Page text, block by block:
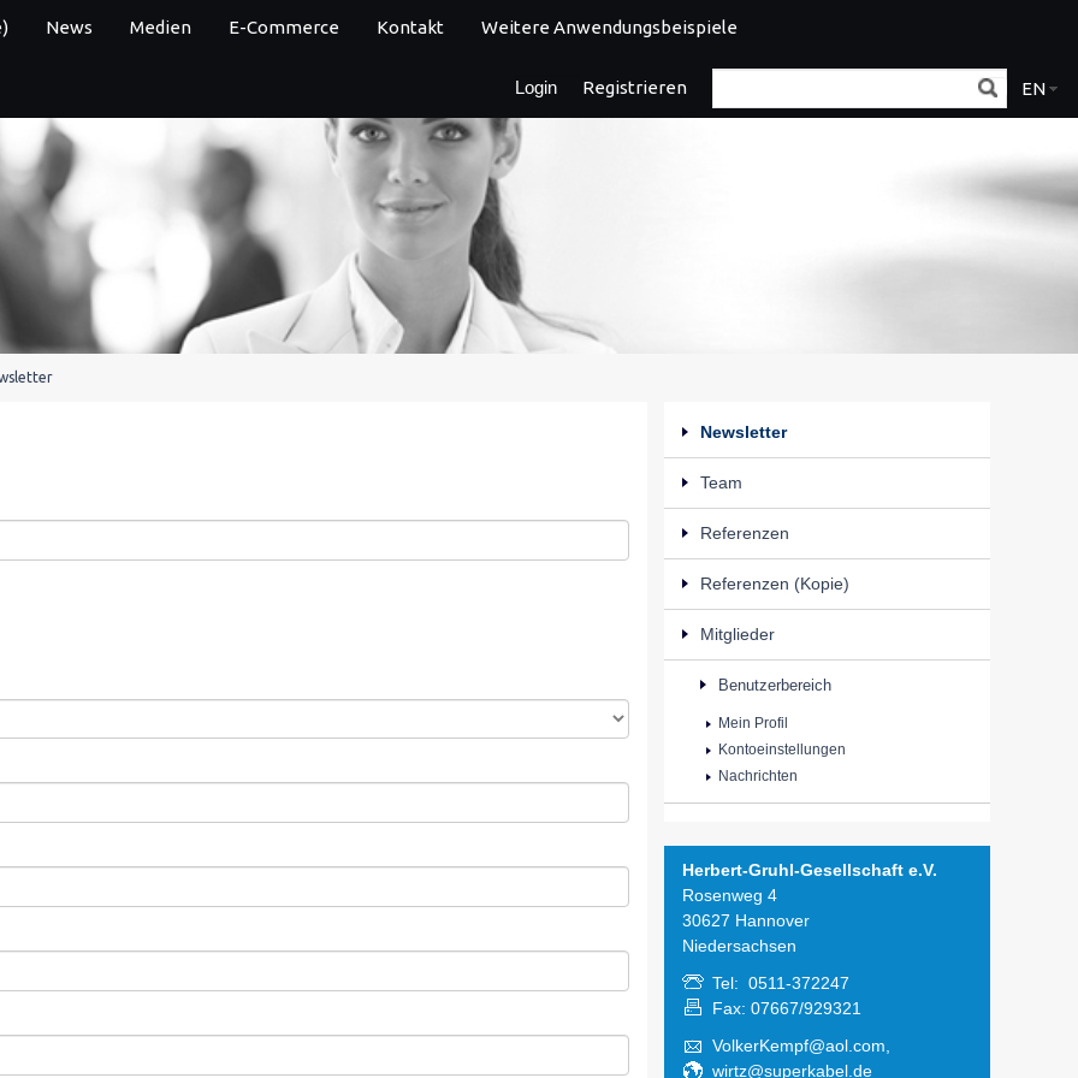
News Medien E-Commerce Kontakt Weitere Anwendungsbeispiele
Login Registrieren EN
Newsletter
Team
Referenzen
Referenzen (Kopie)
Mitglieder
Benutzerbereich
Mein Profil
Kontoeinstellungen
Nachrichten
Herbert-Gruhl-Gesellschaft e.V.
Rosenweg 4
30627 Hannover
Niedersachsen
Tel: 0511-372247
Fax: 07667/929321
VolkerKempf@aol.com,
wirtz@superkabel.de